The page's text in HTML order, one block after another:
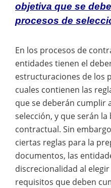
objetiva que se
procesos de
En los procesos de
entidades tienen el
estructuraciones de los
cuales contienen las
que se deberán cumplir
selección, y que serán
contractual. Sin
ciertas reglas para la
documentos, las
discrecionalidad al
requisitos que deben